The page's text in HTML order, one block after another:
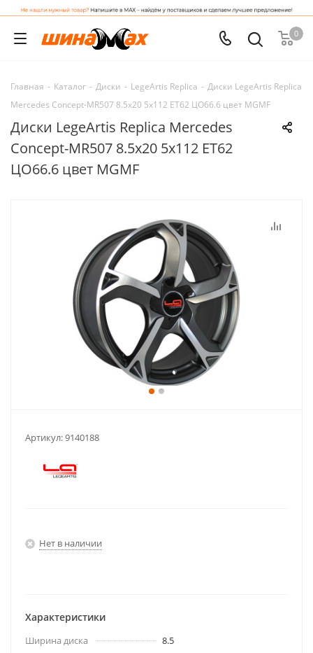
0
Главная - Каталог - Диски - LegeArtis Replica - Диски LegeArtis Replica
Mercedes Concept-MR507 8.5x20 5x112 ET62 ЦО66.6 цвет MGMF
Диски LegeArtis Replica Mercedes
Concept-MR507 8.5x20 5x112 ET62
ЦО66.6 цвет MGMF
Артикул:9140188
Нет в наличии
Характеристики
Ширина диска
8.5